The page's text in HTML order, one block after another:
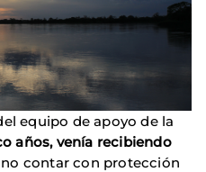
equipo de apoyo de la
años, venía recibiendo
contar con protección